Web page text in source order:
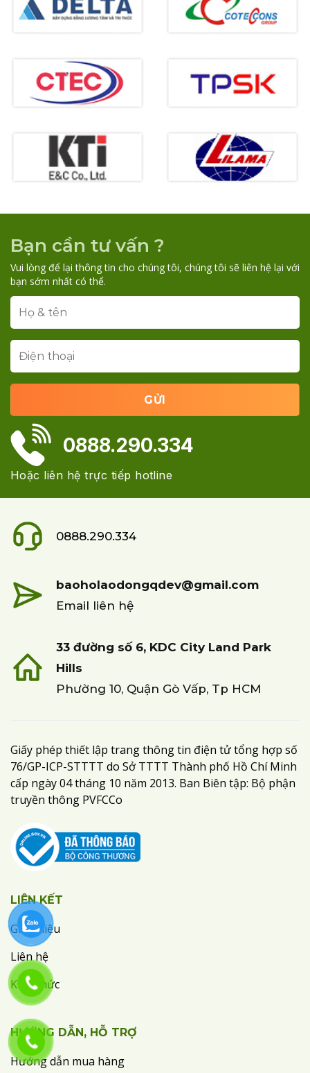
Bạn cần tư vấn ?
Vui lòng để lại thông tin cho chúng tôi, chúng tôi sẽ liên hệ lại với
bạn sớm nhất có thể.
0888.290.334
Hoặc liên hệ trực tiếp hotline
0888.290.334
baoholaodongqdev@gmail.com
Email liên hệ
33 đường số 6, KDC City Land Park
Hills
Phường 10, Quận Gò Vấp, Tp HCM
Giấy phép thiết lập trang thông tin điện tử tổng hợp số
76/GP-ICP-STTTT do Sở TTTT Thành phố Hồ Chí Minh
cấp ngày 04 tháng 10 năm 2013. Ban Biên tập: Bộ phận
truyền thông PVFCCo
LIÊN KẾT
Giới thiệu
Liên hệ
Kiến thức
HƯỚNG DẪN, HỖ TRỢ
Hướng dẫn mua hàng